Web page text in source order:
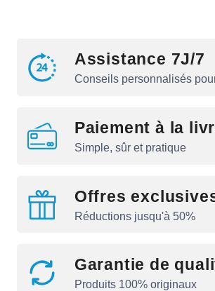
Assistance 7J/7
Conseils personnalisés
Paiement à la
Simple, sûr et pratique
Offres
Réductions jusqu'à 50%
Garantie de
Produits 100% originaux